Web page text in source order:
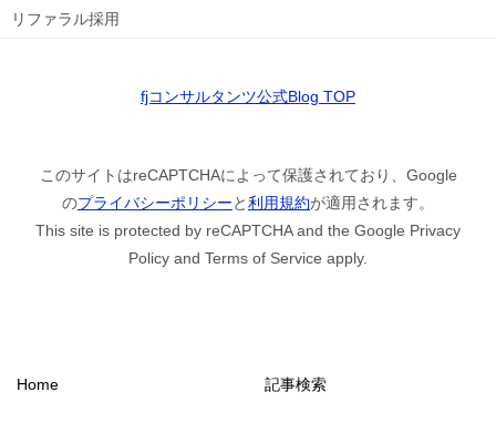
リファラル採用
fjコンサルタンツ公式Blog TOP
このサイトはreCAPTCHAによって保護されており、Google
のプライバシーポリシーと利用規約が適用されます。
This site is protected by reCAPTCHA and the Google Privacy
Policy and Terms of Service apply.
Home 記事検索